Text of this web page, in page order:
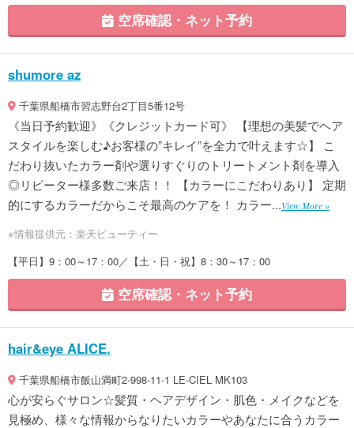
空席確認・ネット予約
shumore az
千葉県船橋市習志野台2丁目5番12号
《当日予約歓迎》《クレジットカード可》 【理想の美髪でヘア
スタイルを楽しむ♪お客様の”キレイ”を全力で叶えます☆】 こ
だわり抜いたカラー剤や選りすぐりのトリートメント剤を導入
◎リピーター様多数ご来店！！ 【カラーにこだわりあり】 定期
的にするカラーだからこそ最高のケアを！ カラー...View More »
※情報提供元：楽天ビューティー
【平日】9：00～17：00／【土・日・祝】8：30～17：00
空席確認・ネット予約
hair&eye ALICE.
千葉県船橋市飯山満町2-998-11-1 LE-CIEL MK103
心が安らぐサロン☆髪質・ヘアデザイン・肌色・メイクなどを
見極め、様々な情報からなりたいカラーやあなたに合うカラー